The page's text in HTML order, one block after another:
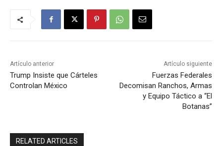
Artículo anterior
Trump Insiste que Cárteles
Controlan México
Artículo siguiente
Fuerzas Federales
Decomisan Ranchos, Armas
y Equipo Táctico a “El
Botanas”
RELATED ARTICLES